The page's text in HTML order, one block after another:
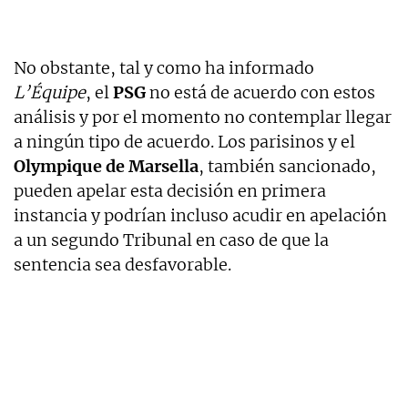
No obstante, tal y como ha informado
L’Équipe, elPSGno está de acuerdo con estos
análisis y por el momento no contemplar llegar
a ningún tipo de acuerdo. Los parisinos y el
Olympique de Marsella, también sancionado,
pueden apelar esta decisión en primera
instancia y podrían incluso acudir en apelación
a un segundo Tribunal en caso de que la
sentencia sea desfavorable.